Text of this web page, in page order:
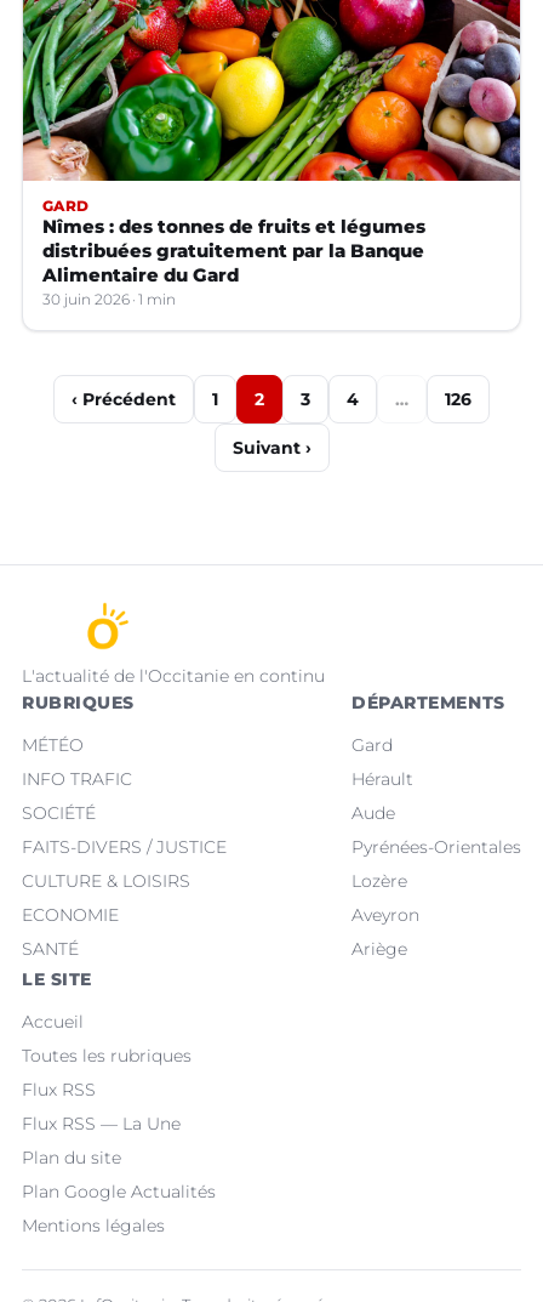
GARD
Nîmes : des tonnes de fruits et légumes
distribuées gratuitement par la Banque
Alimentaire du Gard
30 juin 2026 1 min
‹ Précédent 1 2 3 4 … 126
Suivant ›
L'actualité de l'Occitanie en continu
RUBRIQUES
MÉTÉO
INFO TRAFIC
SOCIÉTÉ
FAITS-DIVERS / JUSTICE
CULTURE & LOISIRS
ECONOMIE
SANTÉ
DÉPARTEMENTS
Gard
Hérault
Aude
Pyrénées-Orientales
Lozère
Aveyron
Ariège
LE SITE
Accueil
Toutes les rubriques
Flux RSS
Flux RSS — La Une
Plan du site
Plan Google Actualités
Mentions légales